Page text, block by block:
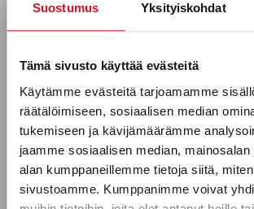
Suostumus Yksityiskohdat
Tämä sivusto käyttää evästeitä
Käytämme evästeitä tarjoamamme
räätälöimiseen, sosiaalisen median
tukemiseen ja kävijämäärämme
jaamme sosiaalisen median,
alan kumppaneillemme tietoja siitä,
sivustoamme. Kumppanimme voivat
kaupan nimen tai kaupungin
ja tyhjennä toinen
WOLT MARKET WOLT
Tilaa uutiskirjeemme
Puhelinnumero